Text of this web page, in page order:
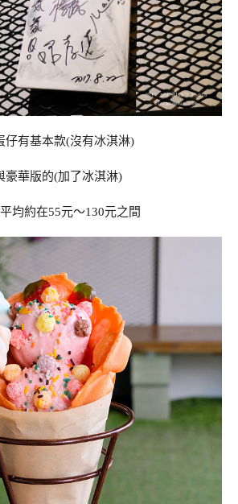
仔有基本款(沒有冰淇淋)
豪華版的(加了冰淇淋)
均約在55元～130元之間